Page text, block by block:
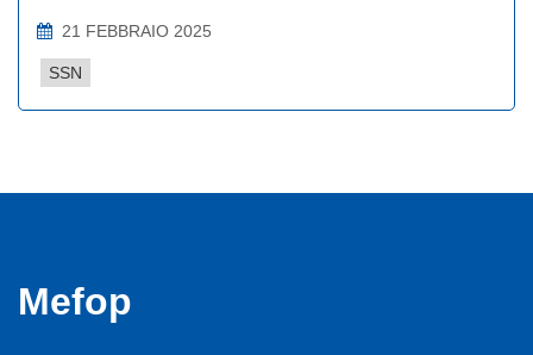
21 FEBBRAIO 2025
SSN
Mefop